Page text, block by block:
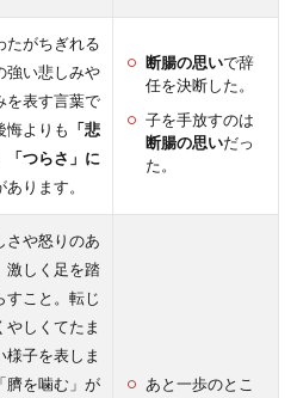
たがちぎれる
強い悲しみや
を表す言葉で
悔よりも
「悲
「つらさ」に
あります。
断腸の思いで辞
任を決断した。
子を手放すのは
断腸の思いだっ
た。
さや怒りのあ
激しく足を踏
すこと。転じ
やしくてたま
様子を表しま
臍を噛む」が
あと一歩のとこ